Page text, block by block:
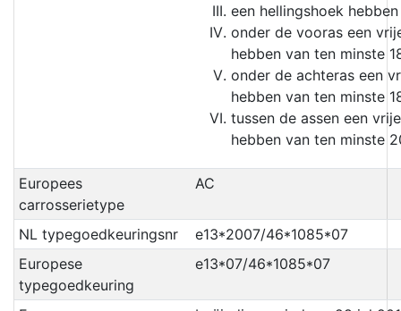
een hellingshoek
onder de vooras een
hebben van ten minste
onder de achteras een
hebben van ten minste
tussen de assen een
hebben van ten minste
Europees
carrosserietype
AC
NL typegoedkeuringsnr
e13*2007/46*1085*07
Europese
typegoedkeuring
e13*07/46*1085*07